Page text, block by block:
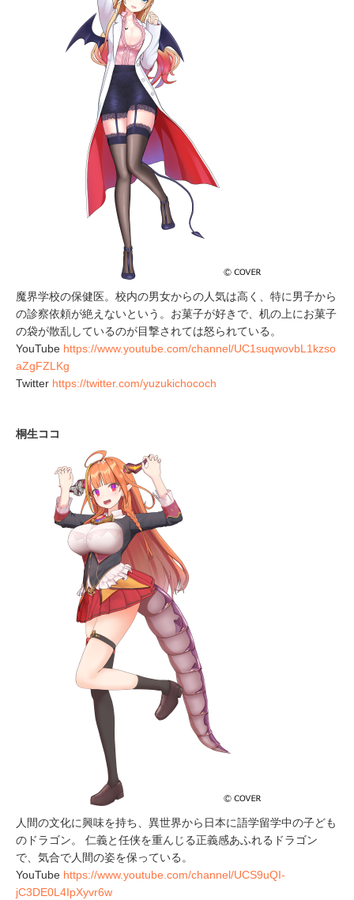
魔界学校の保健医。校内の男女からの人気は高く、特に男子から
の診察依頼が絶えないという。お菓子が好きで、机の上にお菓子
の袋が散乱しているのが目撃されては怒られている。
YouTube https://www.youtube.com/channel/UC1suqwovbL1kzso
aZgFZLKg
Twitter https://twitter.com/yuzukichococh
桐生ココ
人間の文化に興味を持ち、異世界から日本に語学留学中の子ども
のドラゴン。 仁義と任侠を重んじる正義感あふれるドラゴン
で、気合で人間の姿を保っている。
YouTube https://www.youtube.com/channel/UCS9uQI-
jC3DE0L4IpXyvr6w